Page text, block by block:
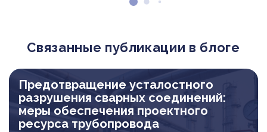
Связанные публикации в блоге
Предотвращение усталостного
разрушения сварных соединений:
меры обеспечения проектного
ресурса трубопровода